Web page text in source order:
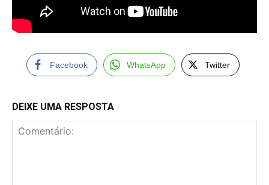
Facebook WhatsApp Twitter
DEIXE UMA RESPOSTA